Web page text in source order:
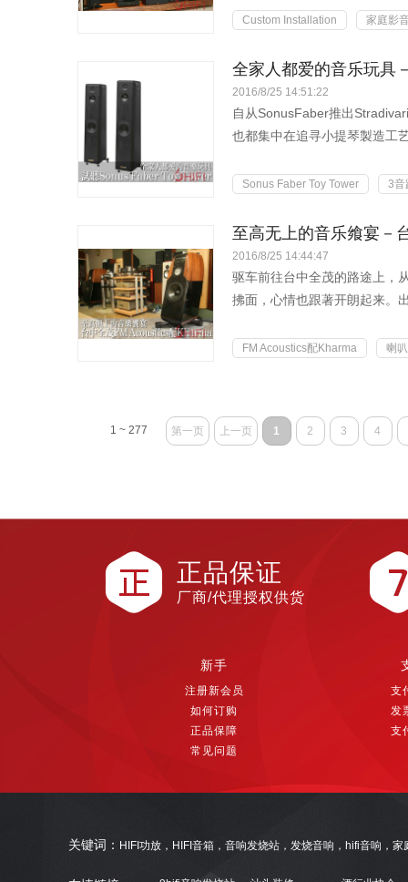
Custom Installation 家庭影
全家人都爱的音乐玩具
2016/8/25 14:51:22
自从SonusFaber推出
也都集中在追寻小提琴製造工
Sonus Faber Toy Tower 3音
至高无上的音乐飨宴－
2016/8/25 14:44:47
驱车前往台中全茂的路途上，
拂面，心情也跟著开朗起来。
FM Acoustics配Kharma 喇叭
1 ~ 277 第一页 上一页 1 2 3 4
正品保证
厂商/代理授权供货
新手
注册新会员
如何订购
正品保障
常见问题
支
发
支
关键词： HIFI功放，HIFI音箱，音响发烧站，发烧音响，hifi音响，